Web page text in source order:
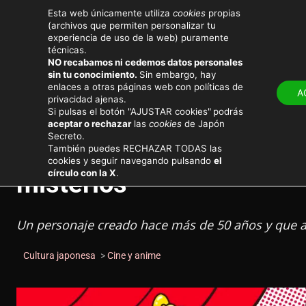
LUGARES
Cultura y sociedad
Hello Kitty, la mascota
misterios
Un personaje creado hace más de 50 años y
Cultura japonesa >Cine y anime
Esta web únicamente utiliza cookies propias
(archivos que permiten personalizar tu
experiencia de uso de la web) puramente
técnicas.
NO recabamos ni cedemos datos personales
sin tu conocimiento. Sin embargo, hay
enlaces a otras páginas web con políticas de
privacidad ajenas.
Si pulsas el botón "AJUSTAR cookies" podrás
aceptar o rechazarlas cookies de Japón
Secreto.
También puedes RECHAZAR TODAS las
cookies y seguir navegando pulsando el
círculo con la X.